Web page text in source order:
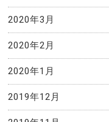
2020年3月
2020年2月
2020年1月
2019年12月